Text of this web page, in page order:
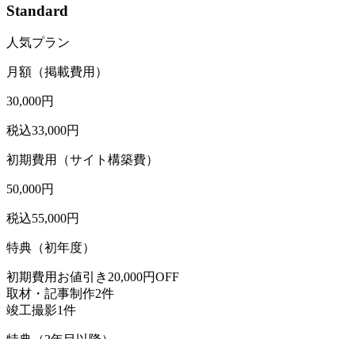
Standard
人気プラン
月額（掲載費用）
30,000円
税込33,000円
初期費用（サイト構築費）
50,000円
税込55,000円
特典（初年度）
初期費用お値引き 20,000円OFF
取材・記事制作2件
竣工撮影1件